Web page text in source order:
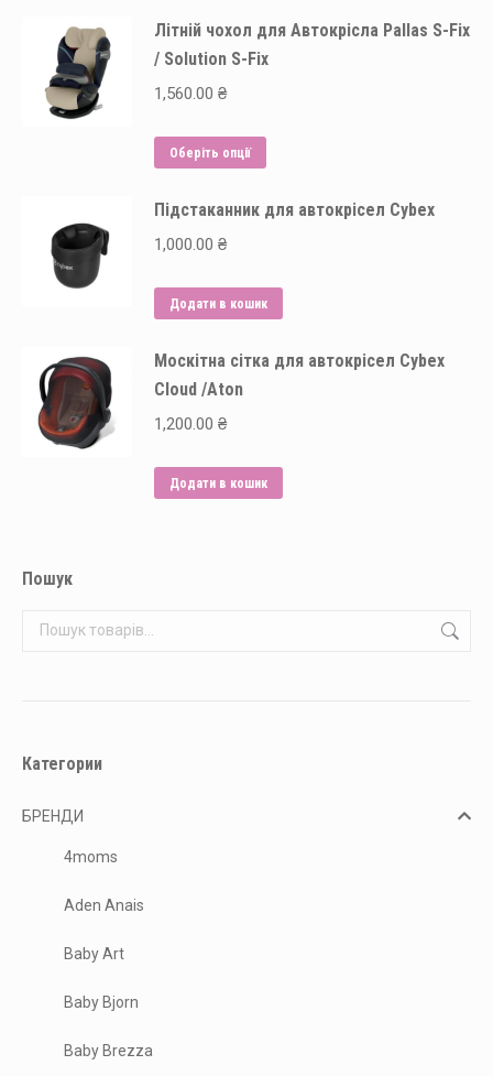
32,490.00 ₴
має
кілька
на
Літній чохол для Автокрісла Pallas S-Fix
/ Solution S-Fix
1,560.00 ₴
Оберіть опції
має
Параметри
вибрати
Підстаканник для автокрісел Cybex
1,000.00 ₴
Додати в кошик
Москітна сітка для автокрісел Cybex
Cloud /Aton
1,200.00 ₴
Додати в кошик
Пошук
Категории
БРЕНДИ
4moms
Aden Anais
Baby Art
Baby Bjorn
Baby Brezza